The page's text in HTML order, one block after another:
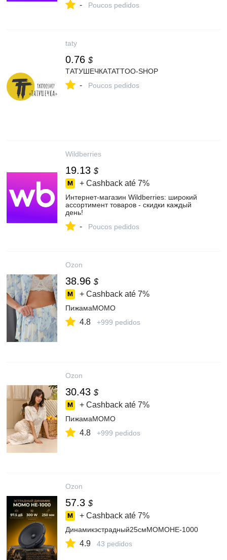
- Poucos pedidos
taty
0.76 $
ТАТУШЕЧКАTATTOO-SHOP
- Poucos pedidos
Wildberries
19.13 $
+ Cashback até 7%
Интернет‑магазин Wildberries: широкий
ассортимент товаров - скидки каждый
день!
- Poucos pedidos
Ozon
38.96 $
+ Cashback até 7%
ПижамаMOMO
4.8 +999 pedidos
Ozon
30.43 $
+ Cashback até 7%
ПижамаMOMO
4.8 +999 pedidos
Ozon
57.3 $
+ Cashback até 7%
Динамикэстрадный25смМОМОHE-1000
4.9 43 pedidos